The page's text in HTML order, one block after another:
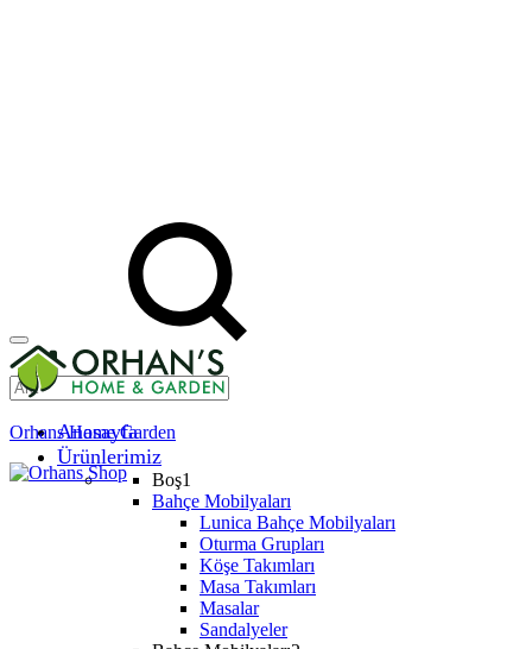
Anasayfa
Ürünlerimiz
Boş1
Bahçe Mobilyaları
Lunica Bahçe Mobilyaları
Oturma Grupları
Köşe Takımları
Masa Takımları
Masalar
Sandalyeler
Orhans Home Garden